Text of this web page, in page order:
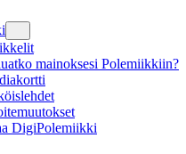
mainoksesi Polemiikkiin?
DigiPolemiikki